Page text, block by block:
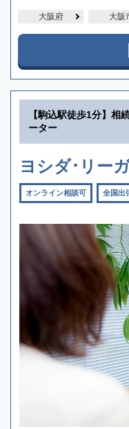
大阪府 大阪
【駒込駅徒歩1分】相
ーター
ヨシダ･リー
オンライン相談可 全国出